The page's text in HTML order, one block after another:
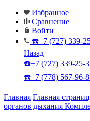
Избранное
Сравнение
Войти
☎️+7 (727) 339-
Назад
☎️+7 (727) 339-25-
☎️+7 (778) 567-96-
Главная Главная
органов дыхания